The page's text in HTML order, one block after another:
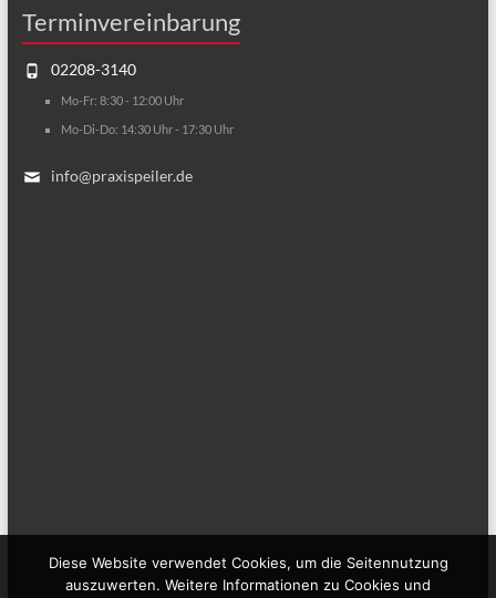
Terminvereinbarung
02208-3140
Mo-Fr: 8:30 - 12:00 Uhr
Mo-Di-Do: 14:30 Uhr - 17:30 Uhr
info@praxispeiler.de
Diese Website verwendet Cookies, um die Seitennutzung
auszuwerten. Weitere Informationen zu Cookies und